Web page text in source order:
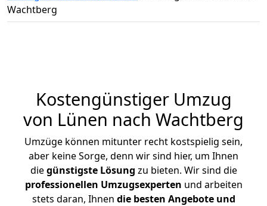
Wachtberg
Kostengünstiger Umzug
von Lünen nach Wachtberg
Umzüge können mitunter recht kostspielig sein,
aber keine Sorge, denn wir sind hier, um Ihnen
diegünstigste Lösung zu bieten. Wir sind die
professionellen Umzugsexperten und arbeiten
stets daran, Ihnen die besten Angebote und